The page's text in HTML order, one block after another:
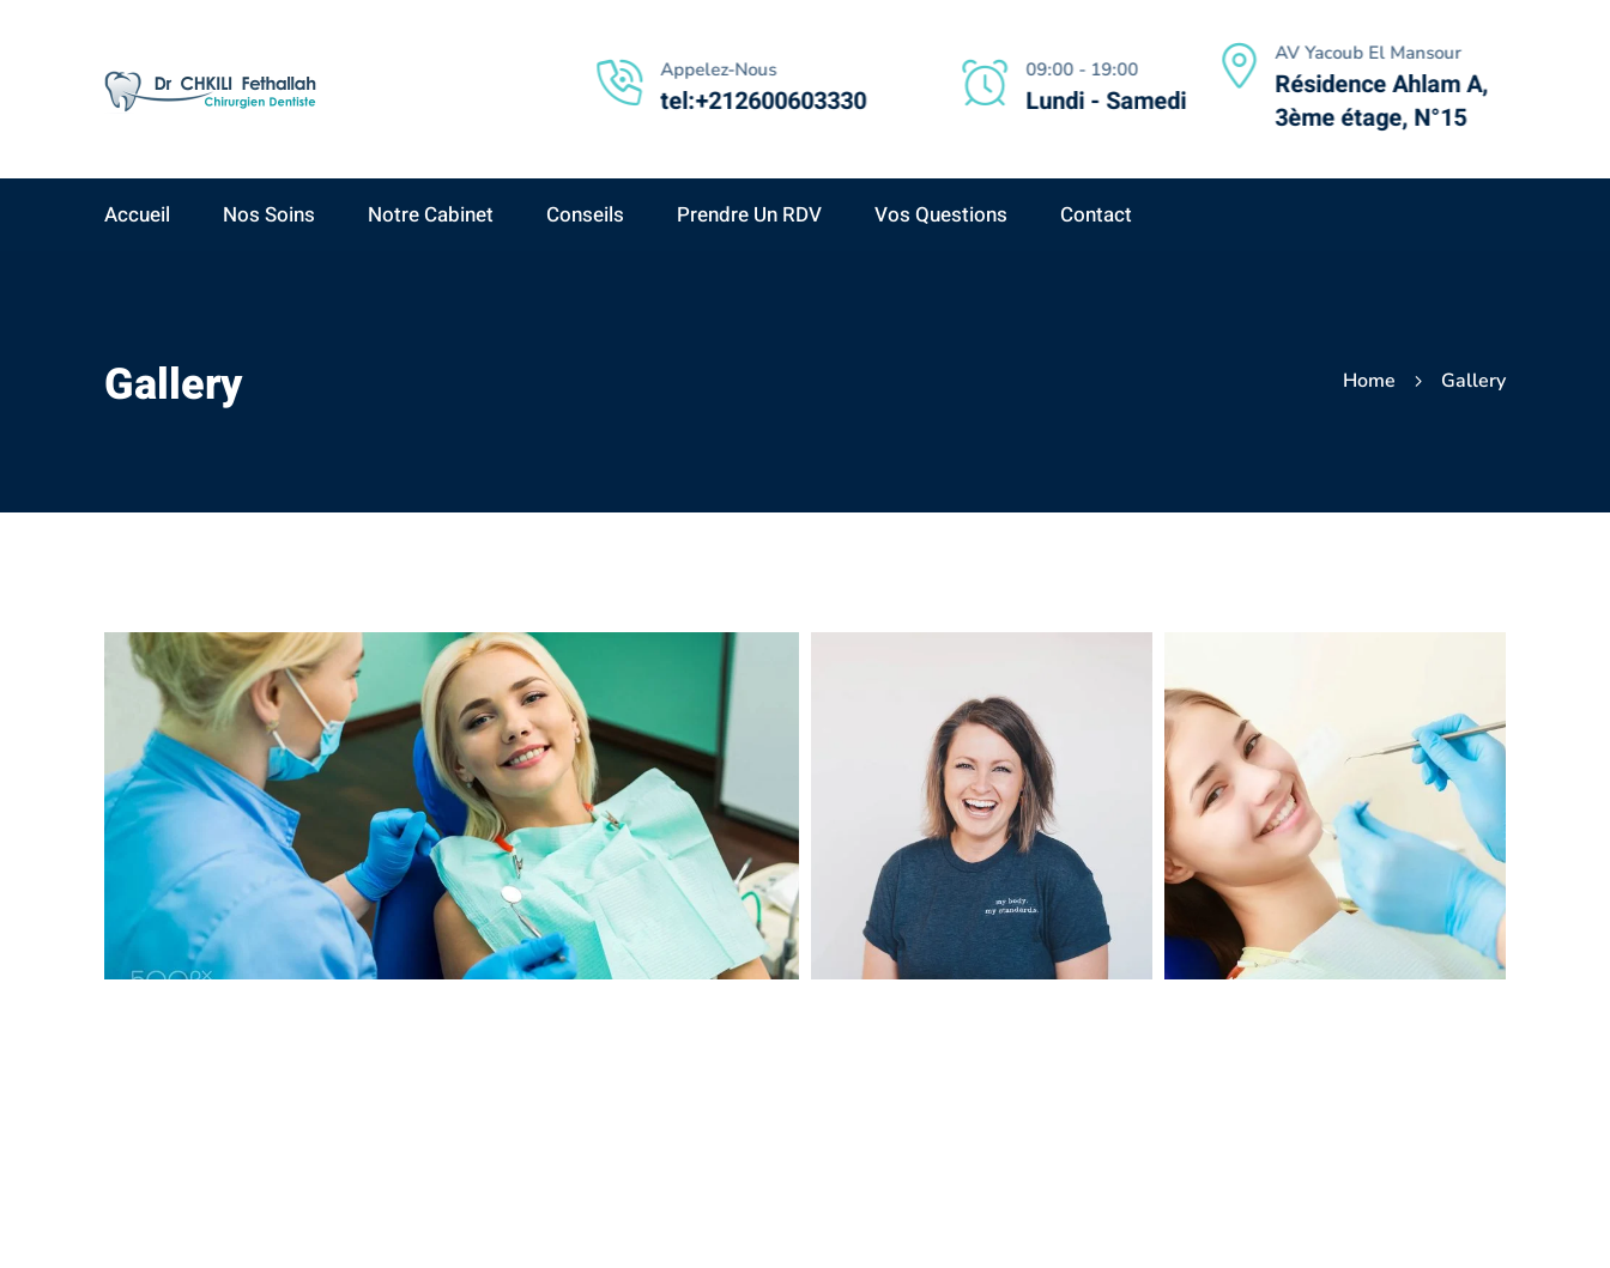
09:00 - 19:00
Lundi - Samedi
Appelez-Nous
tel:+212600603330
09:00 - 19:00
Lundi - Samedi
AV Yacoub El Mansour
Résidence Ahlam A,
3ème étage, N°15
Accueil Nos Soins Notre Cabinet Conseils Prendre Un RDV Vos Questions Contact
Gallery Home Gallery
Gallery